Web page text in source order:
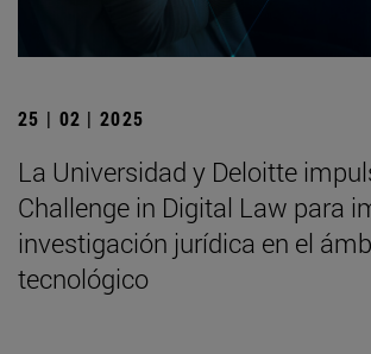
25 | 02 | 2025
La Universidad y Deloitte
Challenge in Digital Law para
investigación jurídica en el
tecnológico